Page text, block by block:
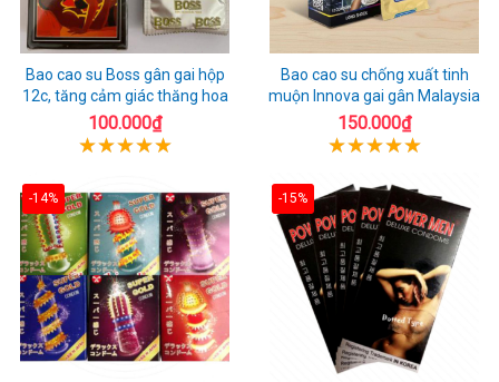
Bao cao su Boss gân gai hộp
12c, tăng cảm giác thăng hoa
100.000₫
Bao cao su chống xuất tinh
muộn Innova gai gân Malaysia
150.000₫
-14% -15%